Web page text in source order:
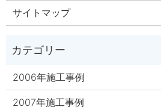
サイトマップ
2006年施工事例
2007年施工事例